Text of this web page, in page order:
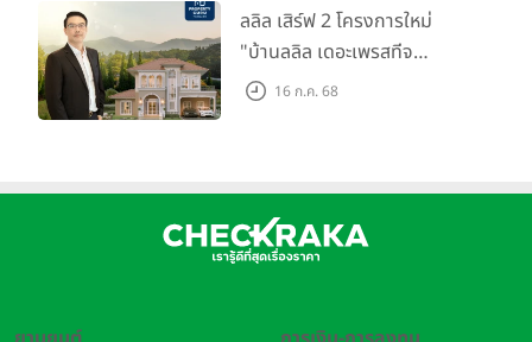
ราชพฤกษ์-345" มูลค่า 600
ลบ.
ลลิล เสิร์ฟ 2 โครงการใหม่
"บ้านลลิล เดอะเพรสทีจ
ราชบุรี" และ "ไลโอ ราชบุรี"
16 ก.ค. 68